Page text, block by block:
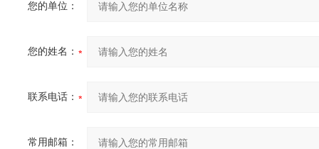
您的单位：
您的姓名：
联系电话：
常用邮箱：